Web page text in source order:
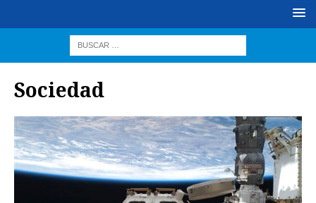
Sociedad